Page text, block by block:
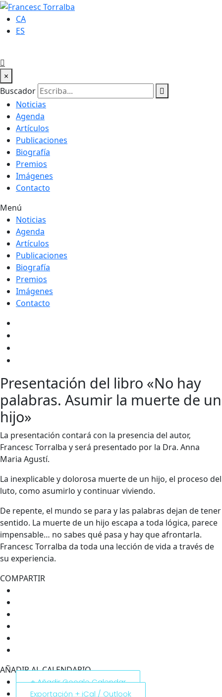
CA
ES
×
Buscador
Noticias
Agenda
Artículos
Publicaciones
Biografía
Premios
Imágenes
Contacto
Menú
Noticias
Agenda
Artículos
Publicaciones
Biografía
Premios
Imágenes
Contacto
Presentación del libro «No hay
palabras. Asumir la muerte de un
hijo»
La presentación contará con la presencia del autor,
Francesc Torralba y será presentado por la Dra. Anna
Maria Agustí.
La inexplicable y dolorosa muerte de un hijo, el proceso del
luto, como asumirlo y continuar viviendo.
De repente, el mundo se para y las palabras dejan de tener
sentido. La muerte de un hijo escapa a toda lógica, parece
impensable… no sabes qué pasa y hay que afrontarla.
Francesc Torralba da toda una lección de vida a través de
su experiencia.
COMPARTIR
AÑADIR AL CALENDARIO
+ Añadir Google Calendar
Exportación + iCal / Outlook